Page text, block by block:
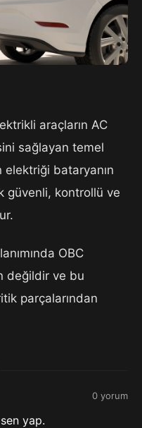
araçların AC
sağlayan temel
bataryanın
güvenli, kontrollü ve
OBC
değildir ve bu
parçalarından
0 yorum
yap.